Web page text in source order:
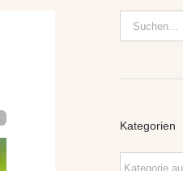
Suche
nach:
Kategorien
Kategorien